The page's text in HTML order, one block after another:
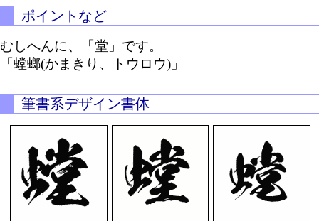
ポイントなど
むしへんに、「堂」です。
「螳螂(かまきり、トウロウ)」
筆書系デザイン書体